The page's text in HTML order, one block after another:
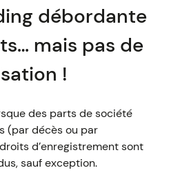
débordante
mais pas de
!
des parts de société
(par décès ou par
d’enregistrement sont
sauf exception.